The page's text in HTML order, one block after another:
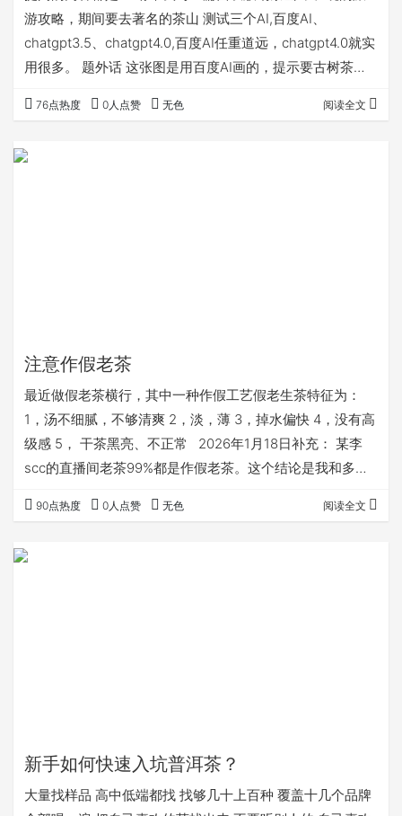
游攻略，期间要去著名的茶山 测试三个AI,百度AI、
chatgpt3.5、chatgpt4.0,百度AI任重道远，chatgpt4.0就实
用很多。 题外话 这张图是用百度AI画的，提示要古树茶
AI，目前实用性不是太强。 百度AI把很多不属于版纳的地方
1：抵达西双版纳 上午：抵达西双版纳，入住酒店，稍作休
76点热度 0人点赞 无色 阅读全文
注意作假老茶
最近做假老茶横行，其中一种作假工艺假老生茶特征为：
1，​汤不细腻，不够清爽 ​2，淡，薄 ​3，掉水偏快 ​4，没有高
级感 5， 干茶黑亮、不正常 2026年1月18日补充： 某李
scc的直播间老茶99%都是作假老茶。这个结论是我和多个
了，他是DY茶的头部呢...
90点热度 0人点赞 无色 阅读全文
新手如何快速入坑普洱茶？
大量找样品 高中低端都找 找够几十上百种 覆盖十几个品牌